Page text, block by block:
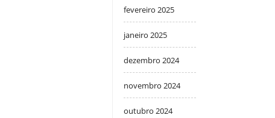
fevereiro 2025
janeiro 2025
dezembro 2024
novembro 2024
outubro 2024